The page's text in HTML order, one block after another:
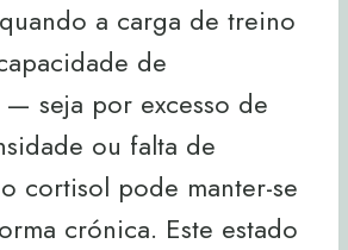
a carga de treino
de
seja por excesso de
ou falta de
cortisol pode manter-se
crónica. Este estado